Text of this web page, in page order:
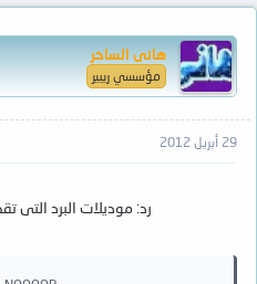
هانى الساحر
مؤسسي ريبير
29 أبريل 2012
رد: موديلات البرد التى